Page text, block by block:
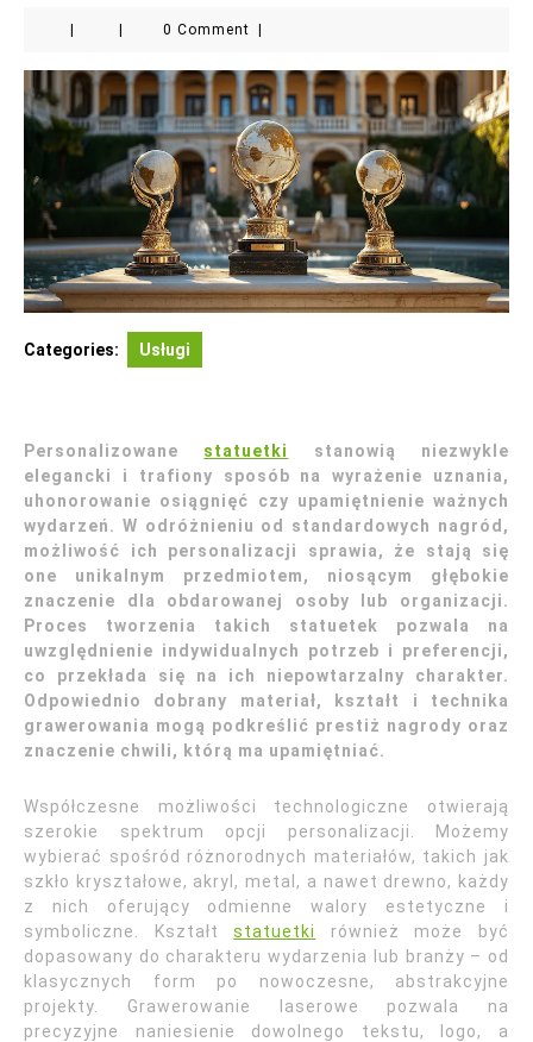
0 Comment
Categories: Usługi
Personalizowane statuetki
stanowią niezwykle
elegancki i trafiony sposób na wyrażenie uznania,
uhonorowanie osiągnięć czy upamiętnienie ważnych
wydarzeń. W odróżnieniu od standardowych nagród,
możliwość ich personalizacji sprawia, że stają się
one unikalnym przedmiotem, niosącym głębokie
znaczenie dla obdarowanej osoby lub organizacji.
Proces tworzenia takich statuetek pozwala na
uwzględnienie indywidualnych potrzeb i preferencji,
co przekłada się na ich niepowtarzalny charakter.
Odpowiednio dobrany materiał, kształt i technika
grawerowania mogą podkreślić prestiż nagrody oraz
znaczenie chwili, którą ma upamiętniać.
Współczesne możliwości technologiczne otwierają
szerokie spektrum opcji personalizacji. Możemy
wybierać spośród różnorodnych materiałów, takich jak
szkło kryształowe, akryl, metal, a nawet drewno, każdy
z nich oferujący odmienne walory estetyczne i
symboliczne. Kształtstatuetki
również może być
dopasowany do charakteru wydarzenia lub branży – od
klasycznych form po nowoczesne, abstrakcyjne
projekty. Grawerowanie laserowe pozwala na
precyzyjne naniesienie dowolnego tekstu, logo, a